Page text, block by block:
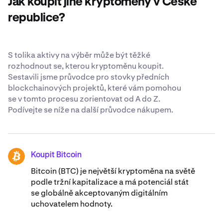
celosvětově uznávaných standardech zabezpečení.
republice?
S tolika aktivy na výběr může být těžké
rozhodnout se, kterou kryptoměnu koupit.
Sestavili jsme průvodce pro stovky předních
blockchainových projektů, které vám pomohou
se v tomto procesu zorientovat od A do Z.
Podívejte se níže na další průvodce nákupem.
BTC Koupit Bitcoin
Bitcoin (BTC) je největší kryptoměna na světě
podle tržní kapitalizace a má potenciál stát
se globálně akceptovaným digitálním
uchovatelem hodnoty.